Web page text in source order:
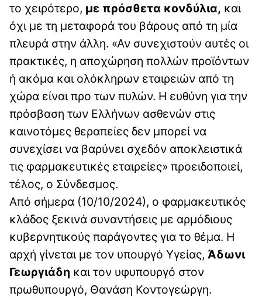
το χειρότερο, με πρόσθετα κονδύλια, και
όχι με τη μεταφορά του βάρους από τη μία
πλευρά στην άλλη. «Αν συνεχιστούν αυτές οι
πρακτικές, η αποχώρηση πολλών προϊόντων
ή ακόμα και ολόκληρων εταιρειών από τη
χώρα είναι προ των πυλών. Η ευθύνη για την
πρόσβαση των Ελλήνων ασθενών στις
καινοτόμες θεραπείες δεν μπορεί να
συνεχίσει να βαρύνει σχεδόν αποκλειστικά
τις φαρμακευτικές εταιρείες» προειδοποιεί,
τέλος, ο Σύνδεσμος.
Από σήμερα (10/10/2024), ο φαρμακευτικός
κλάδος ξεκινά συναντήσεις με αρμόδιους
κυβερνητικούς παράγοντες για το θέμα. Η
αρχή γίνεται με τον υπουργό Υγείας, Άδωνι
Γεωργιάδη και τον υφυπουργό στον
πρωθυπουργό, Θανάση Κοντογεώργη.